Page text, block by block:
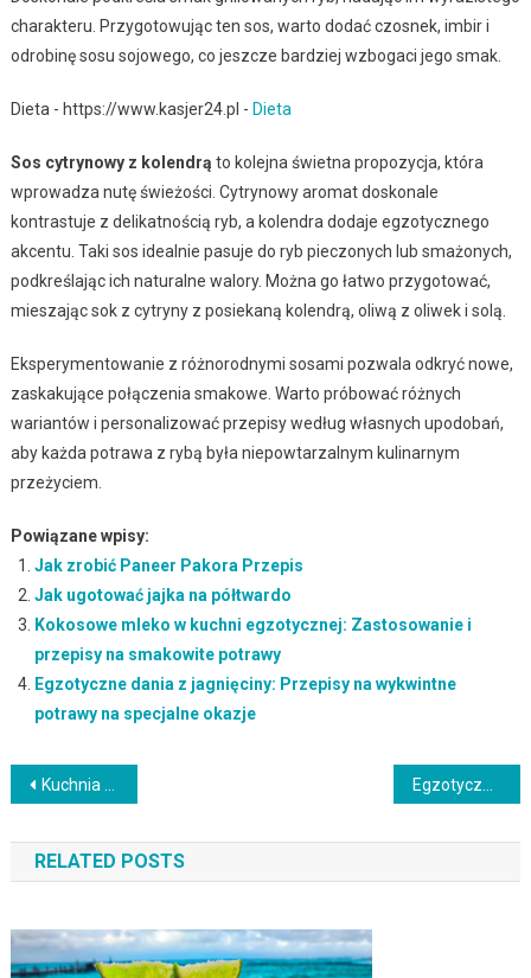
charakteru. Przygotowując ten sos, warto dodać czosnek, imbir i
odrobinę sosu sojowego, co jeszcze bardziej wzbogaci jego smak.
Dieta - https://www.kasjer24.pl - Dieta
Sos cytrynowy z kolendrą to kolejna świetna propozycja, która
wprowadza nutę świeżości. Cytrynowy aromat doskonale
kontrastuje z delikatnością ryb, a kolendra dodaje egzotycznego
akcentu. Taki sos idealnie pasuje do ryb pieczonych lub smażonych,
podkreślając ich naturalne walory. Można go łatwo przygotować,
mieszając sok z cytryny z posiekaną kolendrą, oliwą z oliwek i solą.
Eksperymentowanie z różnorodnymi sosami pozwala odkryć nowe,
zaskakujące połączenia smakowe. Warto próbować różnych
wariantów i personalizować przepisy według własnych upodobań,
aby każda potrawa z rybą była niepowtarzalnym kulinarnym
przeżyciem.
Powiązane wpisy:
Jak zrobić Paneer Pakora Przepis
Jak ugotować jajka na półtwardo
Kokosowe mleko w kuchni egzotycznej: Zastosowanie i
przepisy na smakowite potrawy
Egzotyczne dania z jagnięciny: Przepisy na wykwintne
potrawy na specjalne okazje
Nawigacja
wpisu
Kuchnia portugalsko-brazylijska: Bacalhau à Brás, feijoada i pyszne desery
RELATED POSTS